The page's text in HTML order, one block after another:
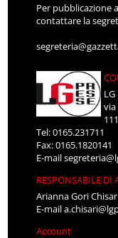
Per pubblicazione
contattare la
LG
via
Tel: 0165.231711
Fax: 0165.1820141
E-mail
RESPONSABILE DI
Arianna Gori
E-mail
Account